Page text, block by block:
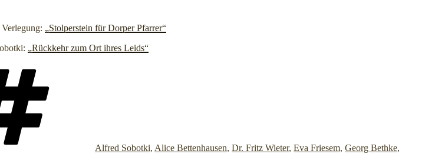
„Stolperstein für Dorper Pfarrer“
„Rückkehr zum Ort ihres Leids“
Alfred Sobotki, Alice Bettenhausen, Dr. Fritz Wieter, Eva Friesem, Georg Bethke,